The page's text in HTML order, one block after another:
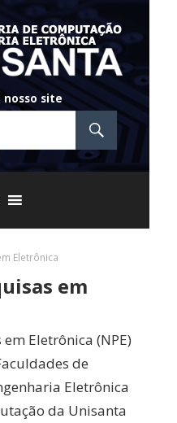
nosso site
Eletrônica
em
Eletrônica (NPE)
de
Eletrônica
da Unisanta